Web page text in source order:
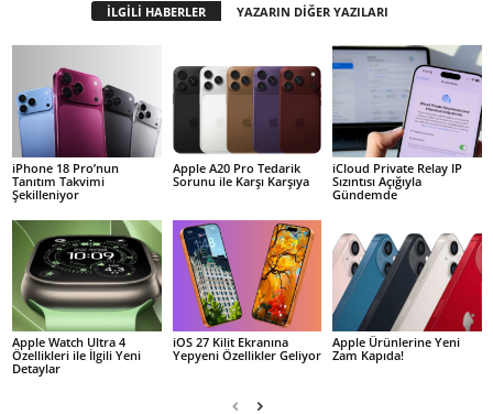
İLGİLİ HABERLER YAZARIN DİĞER YAZILARI
iPhone 18 Pro’nun
Tanıtım Takvimi
Şekilleniyor
Apple A20 Pro Tedarik
Sorunu ile Karşı Karşıya
iCloud Private Relay IP
Sızıntısı Açığıyla
Gündemde
Apple Watch Ultra 4
Özellikleri ile İlgili Yeni
Detaylar
iOS 27 Kilit Ekranına
Yepyeni Özellikler Geliyor
Apple Ürünlerine Yeni
Zam Kapıda!